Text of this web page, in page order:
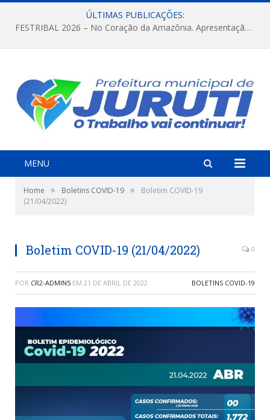
ÚLTIMAS PUBLICAÇÕES:
FESTRIBAL 2026 – No Coração da Amazônia. Apresentação da Munduruku.
MENU
Home » Boletins COVID-19 »
Boletim COVID-19
(21/04/2022)
Boletim COVID-19 (21/04/2022) 0
POR CR2-ADMIN5 EM 21 DE ABRIL DE 2022 BOLETINS COVID-19